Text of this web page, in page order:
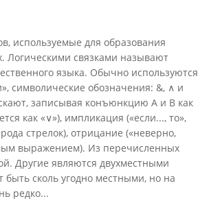
используемые для образования
Логическими связками называют
языка. Обычно используются
символические обозначения: &, ∧ и
записывая конъюнкцию А и В как
как «∨»), импликация («если..., то»,
стрелок), отрицание («неверно,
выражением). Из перечисленных
Другие являются двухместными
сколь угодно местными, но на
редко...